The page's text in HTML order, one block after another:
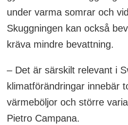
under varma somrar och
Skuggningen kan också
kräva mindre bevattning.
– Det är särskilt relevant i
klimatförändringar innebär
värmeböljor och större
Pietro Campana.